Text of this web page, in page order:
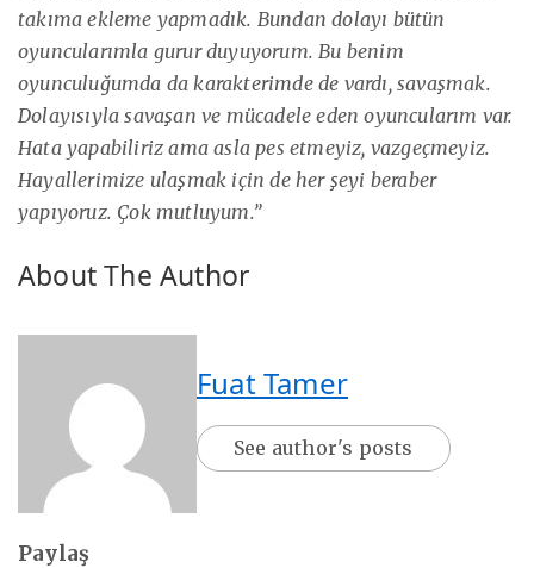
takıma ekleme yapmadık. Bundan dolayı bütün
oyuncularımla gurur duyuyorum. Bu benim
oyunculuğumda da karakterimde de vardı, savaşmak.
Dolayısıyla savaşan ve mücadele eden oyuncularım var.
Hata yapabiliriz ama asla pes etmeyiz, vazgeçmeyiz.
Hayallerimize ulaşmak için de her şeyi beraber
yapıyoruz. Çok mutluyum.”
About The Author
Fuat Tamer
See author's posts
Paylaş